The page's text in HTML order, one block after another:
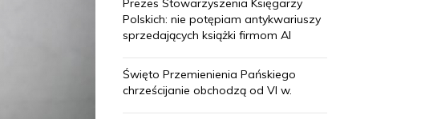
Polskich: nie potępiam antykwariuszy
sprzedających książki firmom AI
Święto Przemienienia Pańskiego
chrześcijanie obchodzą od VI w.